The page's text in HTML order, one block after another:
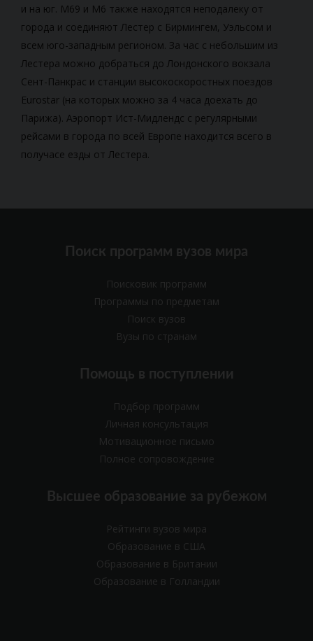
и на юг. M69 и M6 также находятся неподалеку от
города и соединяют Лестер с Бирмингем, Уэльсом и
всем юго-западным регионом. За час с небольшим из
Лестера можно добраться до Лондонского вокзала
Сент-Панкрас и станции высокоскоростных поездов
Eurostar (на которых можно за 4 часа доехать до
Парижа). Аэропорт Ист-Мидлендс с регулярными
рейсами в города по всей Европе находится всего в
получасе езды от Лестера.
Поиск программ вузов мира
Поисковик программ
Программы по предметам
Поиск вузов
Вузы по странам
Помощь в поступлении
Подбор программ
Личная консультация
Мотивационное письмо
Полное сопровождение
Высшее образование за рубежом
Рейтинги вузов мира
Образование в США
Образование в Британии
Образование в Голландии